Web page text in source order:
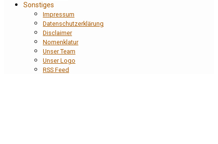
Sonstiges
Impressum
Datenschutzerklärung
Disclaimer
Nomenklatur
Unser Team
Unser Logo
RSS Feed